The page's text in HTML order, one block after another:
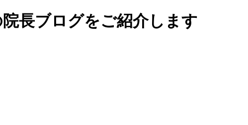
長ブログをご紹介します